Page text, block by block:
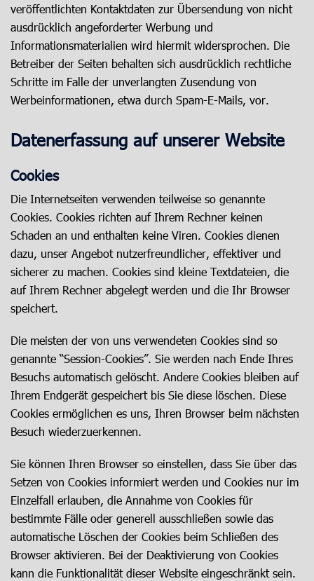
veröffentlichten Kontaktdaten zur Übersendung von nicht
ausdrücklich angeforderter Werbung und
Informationsmaterialien wird hiermit widersprochen. Die
Betreiber der Seiten behalten sich ausdrücklich rechtliche
Schritte im Falle der unverlangten Zusendung von
Werbeinformationen, etwa durch Spam-E-Mails, vor.
Datenerfassung auf unserer Website
Cookies
Die Internetseiten verwenden teilweise so genannte
Cookies. Cookies richten auf Ihrem Rechner keinen
Schaden an und enthalten keine Viren. Cookies dienen
dazu, unser Angebot nutzerfreundlicher, effektiver und
sicherer zu machen. Cookies sind kleine Textdateien, die
auf Ihrem Rechner abgelegt werden und die Ihr Browser
speichert.
Die meisten der von uns verwendeten Cookies sind so
genannte “Session-Cookies”. Sie werden nach Ende Ihres
Besuchs automatisch gelöscht. Andere Cookies bleiben auf
Ihrem Endgerät gespeichert bis Sie diese löschen. Diese
Cookies ermöglichen es uns, Ihren Browser beim nächsten
Besuch wiederzuerkennen.
Sie können Ihren Browser so einstellen, dass Sie über das
Setzen von Cookies informiert werden und Cookies nur im
Einzelfall erlauben, die Annahme von Cookies für
bestimmte Fälle oder generell ausschließen sowie das
automatische Löschen der Cookies beim Schließen des
Browser aktivieren. Bei der Deaktivierung von Cookies
kann die Funktionalität dieser Website eingeschränkt sein.